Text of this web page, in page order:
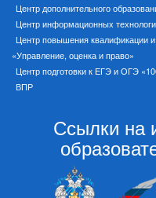
Центр дополнительного
Центр информационных
Центр повышения квалификации
«Управление, оценка и право»
Центр подготовки к ЕГЭ и ОГЭ
ВПР
Ссылки на